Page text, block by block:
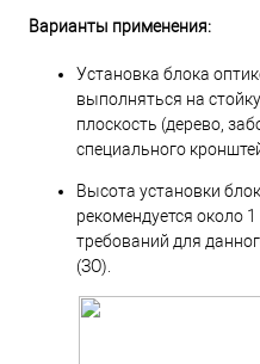
Варианты применения:
Установка блока
выполняться на
плоскость (дерево,
специального
Высота установки
рекомендуется около
требований для
(ЗО).